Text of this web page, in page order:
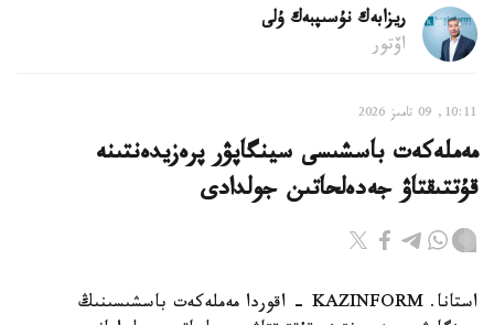
ريزابەك نۇسىپبەك ۇلى
اۆتور
10:11, 09 تامىز 2026
مەملەكەت باسشىسى سينگاپۋر پرەزيدەنتىنە
قۇتتىقتاۋ جەدەلحاتىن جولدادى
استانا. KAZINFORM - اقوردا مەملەكەت باسشىسىنىڭ